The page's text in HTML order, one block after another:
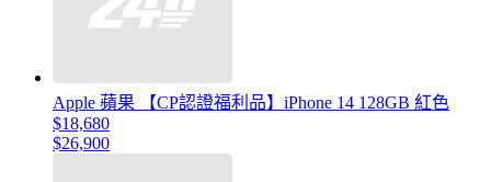
Apple 蘋果 【CP認證福利品】iPhone 14 128GB 紅色
$18,680
$26,900